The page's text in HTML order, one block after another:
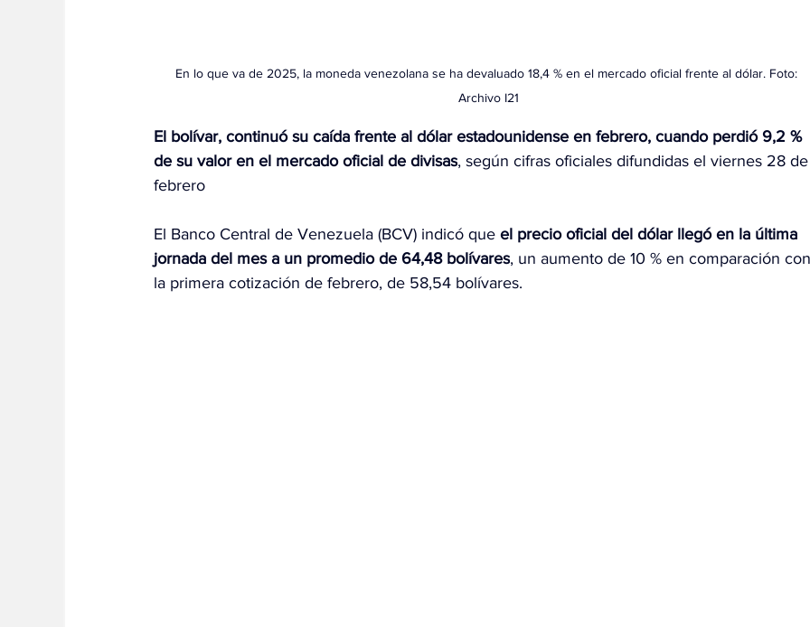
En lo que va de 2025, la moneda venezolana se ha devaluado 18,4 % en el mercado oficial frente al dólar. Foto:
Archivo I21
El bolívar, continuó su caída frente al dólar estadounidense en febrero, cuando perdió 9,2 %
de su valor en el mercado oficial de divisas, según cifras oficiales difundidas el viernes 28
febrero
El Banco Central de Venezuela (BCV) indicó que el precio oficial del dólar llegó en la última
jornada del mes a un promedio de 64,48 bolívares, un aumento de 10 % en comparación
la primera cotización de febrero, de 58,54 bolívares.